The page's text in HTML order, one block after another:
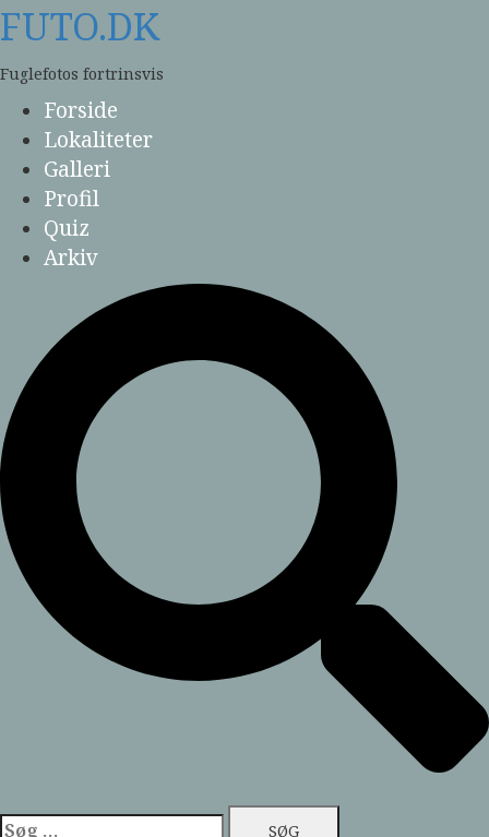
Skip
to
content
FUTO.DK
Fuglefotos fortrinsvis
Forside
Lokaliteter
Galleri
Profil
Quiz
Arkiv
Søg